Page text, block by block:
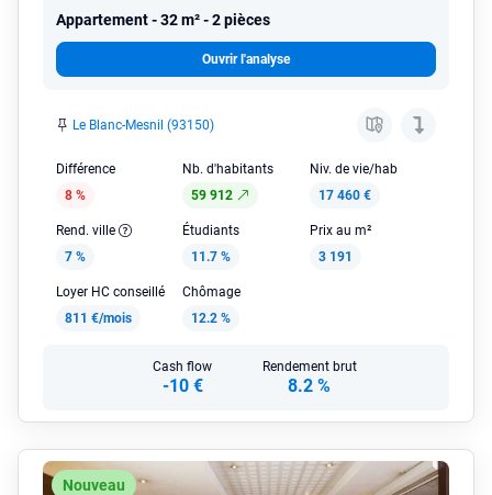
Appartement 32 m² - 2 pièces
Ouvrir l'analyse
Le Blanc-Mesnil (93150)
Différence
8 %
Nb. d'habitants
59 912
Niv. de vie/hab
17 460 €
Rend. ville
7 %
Étudiants
11.7 %
Prix au m²
3 191
Loyer HC conseillé
811 €/mois
Chômage
12.2 %
Cash flow
-10 €
Rendement brut
8.2 %
Nouveau